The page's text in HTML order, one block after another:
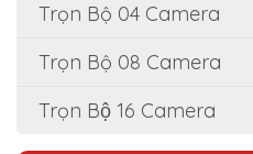
Trọn Bộ 04 Camera
Trọn Bộ 08 Camera
Trọn Bộ 16 Camera